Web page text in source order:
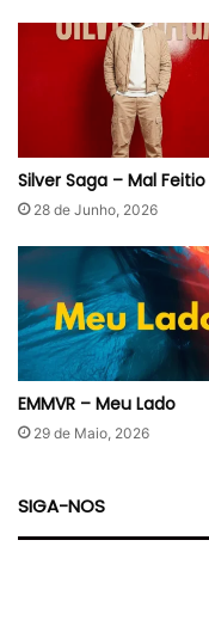
Silver Saga – Mal Feitio
28 de Junho, 2026
EMMVR – Meu Lado
29 de Maio, 2026
SIGA-NOS